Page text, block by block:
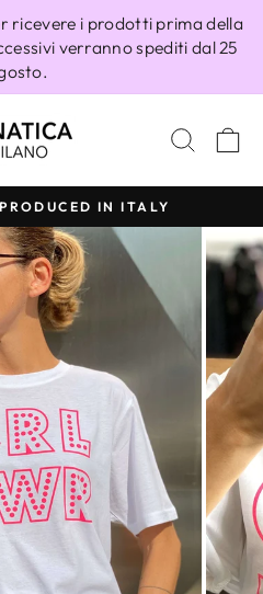
ricevere i prodotti prima della
verranno spediti dal 25
SITO
Metti
in
pausa
presentazione
IN ITALY